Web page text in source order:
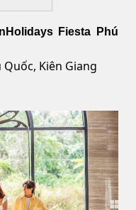
Fiesta Phú
Kiên Giang